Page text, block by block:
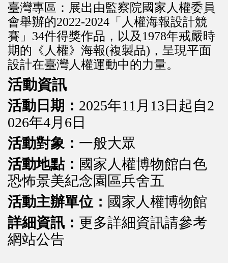
臺灣專區：展出由監察院國家人權委員
會舉辦的2022-2024「人權海報設計競
賽」34件得獎作品，以及1978年戒嚴時
期的《人權》海報(複製品)，呈現平面
設計在臺灣人權運動中的力量。
活動資訊
活動日期： 2025年11月13日起自2
026年4月6日
活動對象： 一般大眾
活動地點： 國家人權博物館白色
恐怖景美紀念園區兵舍五
活動主辦單位： 國家人權博物館
詳細資訊： 更多詳細資訊請參考
網站公告